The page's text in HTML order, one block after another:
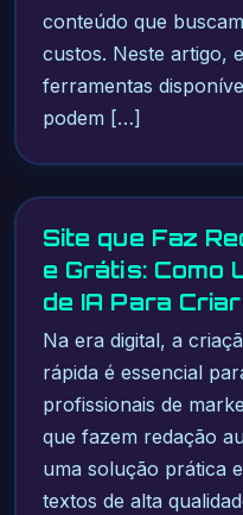
conteúdo que
custos. Neste artigo,
ferramentas
podem […]
Site que Faz
e Grátis: Como
de IA Para
Na era digital, a
rápida é essencial
profissionais de
que fazem redação
uma solução prática
textos de alta